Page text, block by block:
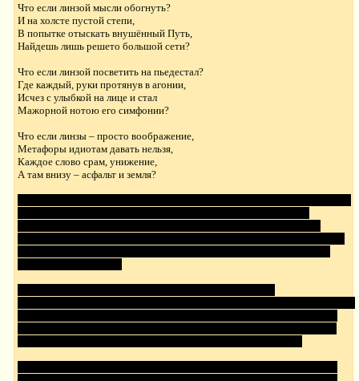
Что если линзой мысли обогнуть?
И на холсте пустой степи,
В попытке отыскать внушённый Путь,
Найдешь лишь решето большой сети?
Что если линзой посветить на пьедестал?
Где каждый, руки протянув в агонии,
Исчез с улыбкой на лице и стал
Мажорной нотою его симфонии?
Что если линзы – просто воображение,
Метафоры идиотам давать нельзя,
Каждое слово срам, унижение,
А там внизу – асфальт и земля?